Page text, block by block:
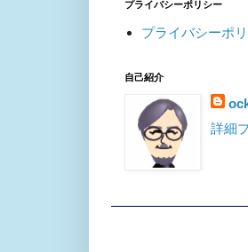
プライバシーポリシー
プライバシーポ
自己紹介
詳細